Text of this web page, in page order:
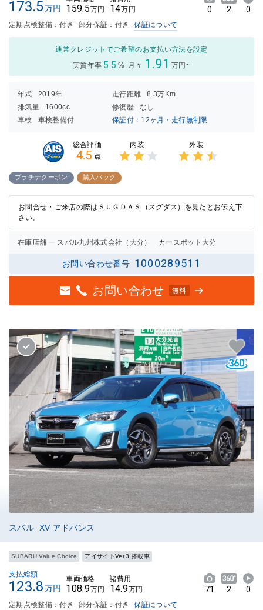
173.5万円 159.5万円 14万円 0 2 0
定期点検整備：付き 部分保証：付き 保証について
通常クレジットでご希望のお支払い方法を設定
実質年率 5.5 % 月々 1.91 万円~
年式 2019年 走行距離
8.3万Km
排気量
1600cc 修復歴
なし
車検
車検整備付 保証付：12ヶ月・走行無制限
総合評価
4.5 点
内装
2点の
外装
プラチナクーポン 購入パック
お問合せ・ご来店の際はＳＵＧＤＡＳ（スグダス）を見たとお伝え下
さい。
在庫店舗 スバル九州株式会社（大分） カースポット大分
お問い合わせ番号 1000289511
お問い合わせ 無料
スバル XV アドバンス
SUBARU Value Choice アイサイトVer.3 搭載車
支払総額
123.8万円
車両価格
108.9万円
諸費用
14.9万円 71 2 0
定期点検整備：付き 部分保証：付き 保証について